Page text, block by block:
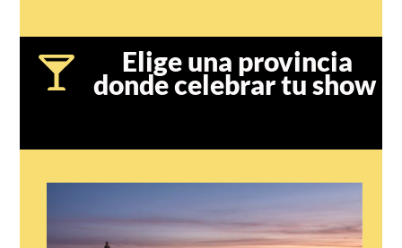
Elige una provincia
donde celebrar tu show